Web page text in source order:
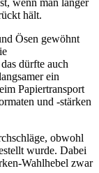
wenn man länger
hält.
Ösen gewöhnt
dürfte auch
ein
Papiertransport
und -stärken
obwohl
wurde. Dabei
Wahlhebel zwar